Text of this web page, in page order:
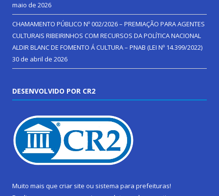
maio de 2026
CHAMAMENTO PÚBLICO Nº 002/2026 – PREMIAÇÃO PARA AGENTES
CULTURAIS RIBEIRINHOS COM RECURSOS DA POLÍTICA NACIONAL
ALDIR BLANC DE FOMENTO Á CULTURA – PNAB (LEI Nº 14.399/2022)
30 de abril de 2026
DESENVOLVIDO POR CR2
Muito mais que criar site ou sistema para prefeituras!